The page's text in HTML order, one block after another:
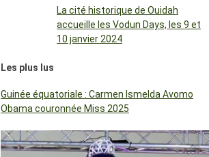
La cité historique de Ouidah
accueille les Vodun Days, les 9 et
10 janvier 2024
Les plus lus
Guinée équatoriale : Carmen Ismelda Avomo
Obama couronnée Miss 2025